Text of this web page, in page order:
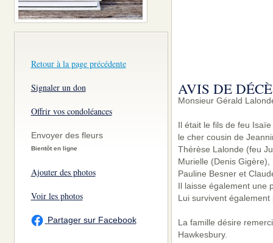
Retour à la page précédente
Signaler un don
Offrir vos condoléances
Envoyer des fleurs
Bientôt en ligne
Ajouter des photos
Voir les photos
Partager sur Facebook
AVIS DE
Monsieur Gérald
Il était le fils de feu
le cher cousin de
Thérèse Lalonde (feu
Murielle (Denis
Pauline Besner et
Il laisse également une
Lui survivent
La famille désire
Hawkesbury.